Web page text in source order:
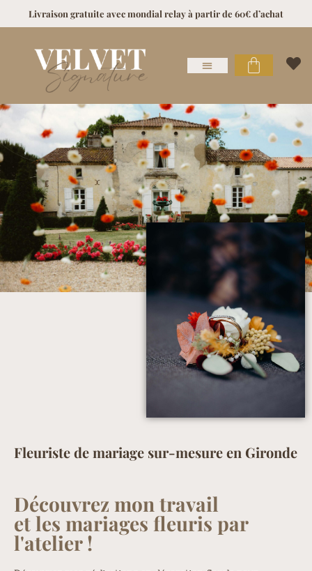
Livraison gratuite avec mondial relay à partir de 60€ d’achat
Fleuriste de mariage sur-mesure en Gironde
Découvrez mon travail
et les mariages fleuris par
l'atelier !